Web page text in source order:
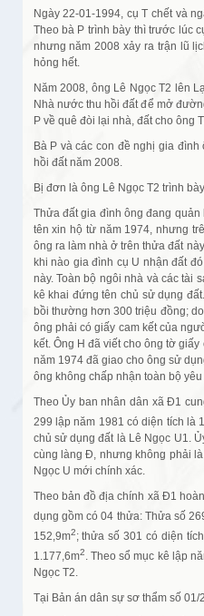
Ngày 22-01-1994, cụ T chết và
Theo bà P trình bày thì trước lúc
nhưng năm 2008 xảy ra trận lũ
hỏng hết.
Năm 2008, ông Lê Ngọc T2 lên
Nhà nước thu hồi đất để mở
P về quê đòi lại nhà, đất cho ông
Bà P và các con đề nghị gia
hồi đất năm 2008.
Bị đơn là ông Lê Ngọc T2 trình
Thửa đất gia đình ông đang
tên xin hộ từ năm 1974, nhưng
ông ra làm nhà ở trên thửa đất
khi nào gia đình cụ U nhận đất
này. Toàn bộ ngôi nhà và các tài
kê khai đứng tên chủ sử dụng
bồi thường hơn 300 triệu đồng;
ông phải có giấy cam kết của
kết. Ông H đã viết cho ông tờ
năm 1974 đã giao cho ông sử
ông không chấp nhận toàn bộ
Theo Ủy ban nhân dân xã Đ1
299 lập năm 1981 có diện tích là
chủ sử dụng đất là Lê Ngọc U1.
cùng làng Đ, nhưng không phải
Ngọc U mới chính xác.
Theo bản đồ địa chính xã Đ1
dụng gồm có 04 thửa: Thửa số
152,9m2; thửa số 301 có diện
1.177,6m2. Theo sổ mục kê lập
Ngọc T2.
Tại Bản án dân sự sơ thẩm số